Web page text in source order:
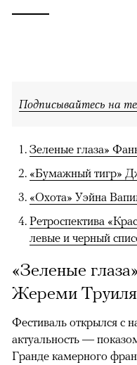
Подписывайтесь на
Зеленые глаза»
«Бумажный тигр»
«Охота» Уэйна
Ретроспектива
левые и черный
«Зеленые
Жереми Труиля
Фестиваль открылся с
актуальность —
Гранде камерного